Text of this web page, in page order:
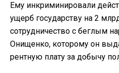
Ему инкриминировали
ущерб государству на 2
сотрудничество с беглым
Онищенко, которому он
рентную плату за добычу